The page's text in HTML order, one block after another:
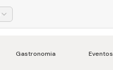
Gastronomia Eventos